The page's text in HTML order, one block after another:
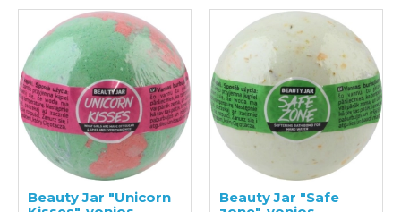
Beauty Jar "Unicorn
Beauty Jar "Safe